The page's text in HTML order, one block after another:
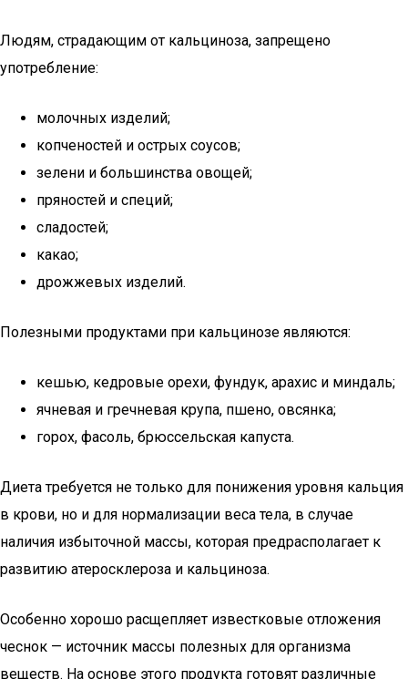
Людям, страдающим от кальциноза, запрещено
употребление:
молочных изделий;
копченостей и острых соусов;
зелени и большинства овощей;
пряностей и специй;
сладостей;
какао;
дрожжевых изделий.
Полезными продуктами при кальцинозе являются:
кешью, кедровые орехи, фундук, арахис и миндаль;
ячневая и гречневая крупа, пшено, овсянка;
горох, фасоль, брюссельская капуста.
Диета требуется не только для понижения уровня кальция
в крови, но и для нормализации веса тела, в случае
наличия избыточной массы, которая предрасполагает к
развитию атеросклероза и кальциноза.
Особенно хорошо расщепляет известковые отложения
чеснок — источник массы полезных для организма
веществ. На основе этого продукта готовят различные